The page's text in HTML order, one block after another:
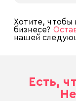
Хотите, чтобы
бизнесе?
нашей
Есть,